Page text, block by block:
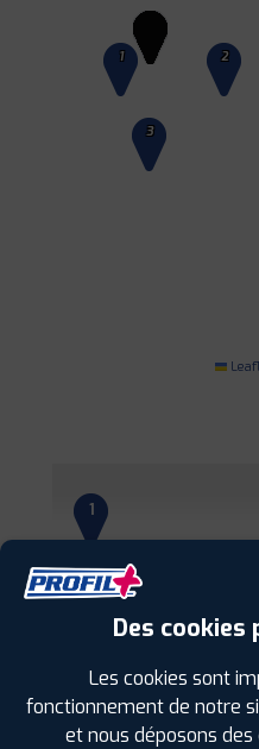
1 2
3
1
PROFIL PLUS
ZI RUE DU BEAU POIRIER
0278775566
2
Des cookies
Les cookies sont
fonctionnement de notre
et nous déposons